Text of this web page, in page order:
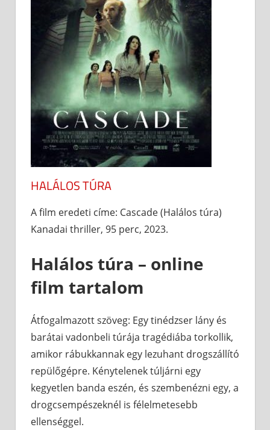
HALÁLOS TÚRA
A film eredeti címe: Cascade (Halálos túra)
Kanadai thriller, 95 perc, 2023.
Halálos túra – online
film tartalom
Átfogalmazott szöveg: Egy tinédzser lány és
barátai vadonbeli túrája tragédiába torkollik,
amikor rábukkannak egy lezuhant drogszállító
repülőgépre. Kénytelenek túljárni egy
kegyetlen banda eszén, és szembenézni egy, a
drogcsempészeknél is félelmetesebb
ellenséggel.